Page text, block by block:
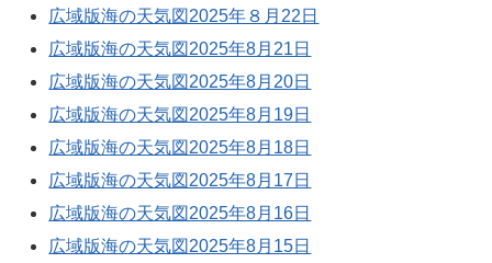
広域版海の天気図2025年８月22日
広域版海の天気図2025年8月21日
広域版海の天気図2025年8月20日
広域版海の天気図2025年8月19日
広域版海の天気図2025年8月18日
広域版海の天気図2025年8月17日
広域版海の天気図2025年8月16日
広域版海の天気図2025年8月15日